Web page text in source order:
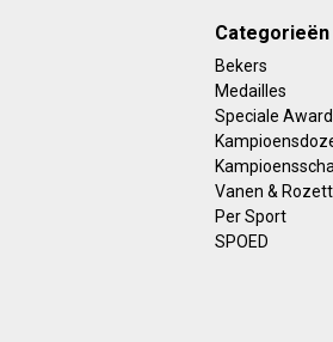
Categorieën
Bekers
Medailles
Speciale
Vanen &
Per Sport
SPOED